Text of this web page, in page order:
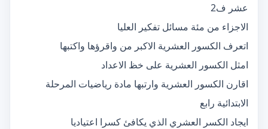
عشر ف2
الاجزاء من مئة مسائل تفكير العليا
اتعرف الكسور العشرية الاكبر من واقرؤها واكتبها
امثل الكسور العشرية على خظ الاعداد
اقارن الكسور العشرية وارتبها مادة رياضيات المرحلة
الابتدائية رابع
ايجاد الكسر العشري الذي يكافئ كسرا اعتياديا